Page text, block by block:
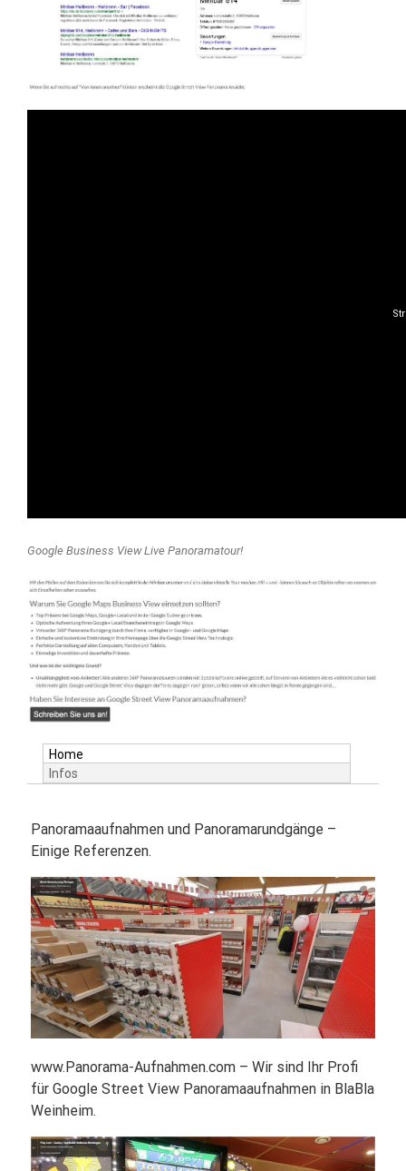
Google Business View Live Panoramatour!
Home
Infos
Panoramaaufnahmen und Panoramarundgänge –
Einige Referenzen.
www.Panorama-Aufnahmen.com – Wir sind Ihr Profi
für Google Street View Panoramaaufnahmen in BlaBla
Weinheim.